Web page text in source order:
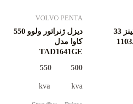
دیزل ژنراتور پرکینز 33
VOLVO PENTA
دیزل ژنراتور ولوو 550
کاوا مدل
TAD1641GE
500 550
kva kva